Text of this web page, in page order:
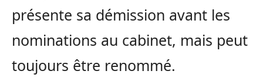
présente sa démission avant les
nominations au cabinet, mais peut
toujours être renommé.